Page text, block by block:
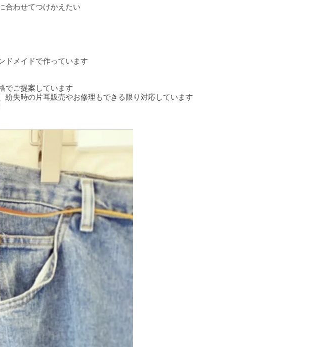
合わせてつけかえたい
ドメイドで作っています
でご提案しています
失時の片耳販売やお修理もできる限り対応しています